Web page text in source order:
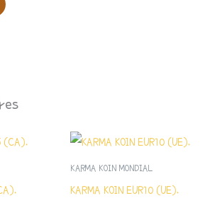
KARMA KOIN MONDIAL
KARMA KOIN EUR10 (UE).